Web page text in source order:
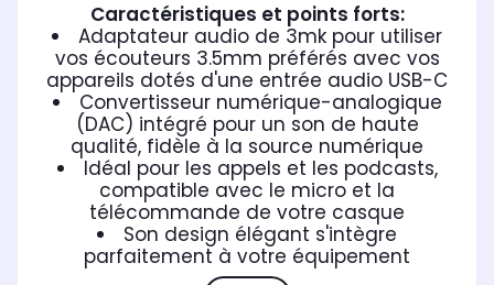
Caractéristiques et points forts:
Adaptateur audio de 3mk pour utiliser
vos écouteurs 3.5mm préférés avec vos
appareils dotés d'une entrée audio USB-C
Convertisseur numérique-analogique
(DAC) intégré pour un son de haute
qualité, fidèle à la source numérique
Idéal pour les appels et les podcasts,
compatible avec le micro et la
télécommande de votre casque
Son design élégant s'intègre
parfaitement à votre équipement